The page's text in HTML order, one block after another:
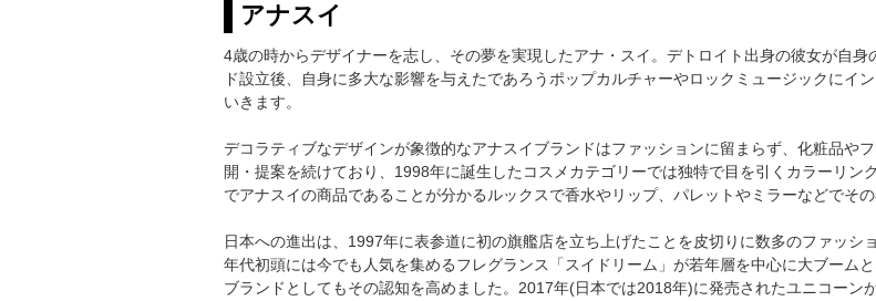
アナスイ
4歳の時からデザイナーを志し、その夢を実現したアナ・スイ。デトロイト出身の彼女が自
ド設立後、自身に多大な影響を与えたであろうポップカルチャーやロックミュージックにイ
いきます。
デコラティブなデザインが象徴的なアナスイブランドはファッションに留まらず、化粧品や
開・提案を続けており、1998年に誕生したコスメカテゴリーでは独特で目を引くカラーリン
でアナスイの商品であることが分かるルックスで香水やリップ、パレットやミラーなどでその
日本への進出は、1997年に表参道に初の旗艦店を立ち上げたことを皮切りに数多のファッ
年代初頭には今でも人気を集めるフレグランス「スイドリーム」が若年層を中心に大ブーム
ブランドとしてもその認知を高めました。2017年(日本では2018年)に発売されたユニコーン